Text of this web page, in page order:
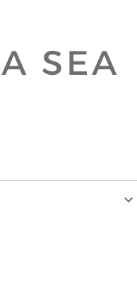
SEA